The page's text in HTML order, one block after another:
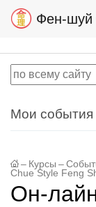
Фен-шуй
Мои события
– Курсы –
Chue Style Feng
Он-